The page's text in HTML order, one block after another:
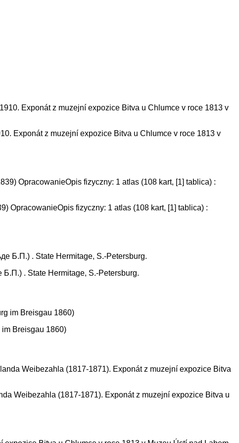
Exponát z muzejní expozice Bitva u Chlumce v roce 1813 v
OpracowanieOpis fizyczny: 1 atlas (108 kart, [1] tablica) :
. State Hermitage, S.-Petersburg.
Breisgau 1860)
Weibezahla (1817-1871). Exponát z muzejní expozice Bitva u